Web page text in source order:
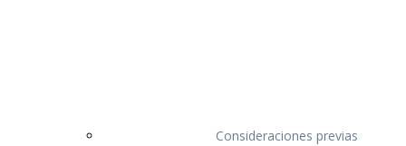
Consideraciones previas